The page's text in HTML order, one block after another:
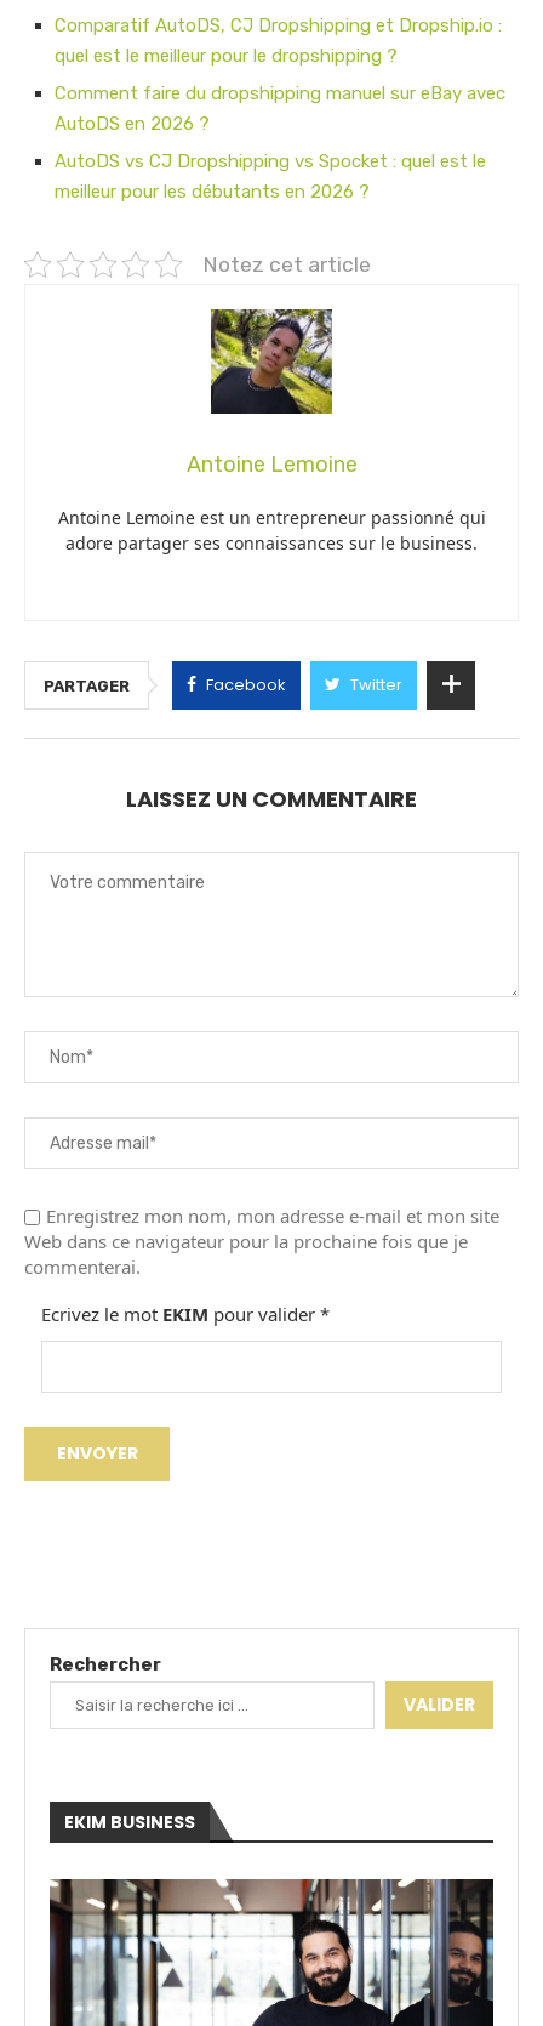
Comparatif AutoDS, CJ Dropshipping et Dropship.io :
quel est le meilleur pour le dropshipping ?
Comment faire du dropshipping manuel sur eBay avec
AutoDS en 2026 ?
AutoDS vs CJ Dropshipping vs Spocket : quel est le
meilleur pour les débutants en 2026 ?
Notez cet article
Antoine Lemoine
Antoine Lemoine est un entrepreneur passionné qui
adore partager ses connaissances sur le business.
PARTAGER Facebook Twitter
LAISSEZ UN COMMENTAIRE
Enregistrez mon nom, mon adresse e-mail et mon site
Web dans ce navigateur pour la prochaine fois que je
commenterai.
Ecrivez le mot EKIM pour valider *
Rechercher
VALIDER
EKIM BUSINESS